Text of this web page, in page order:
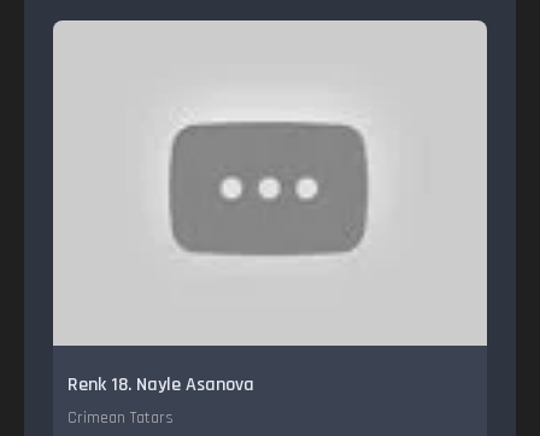
Renk 18. Nayle Asanova
Crimean Tatars